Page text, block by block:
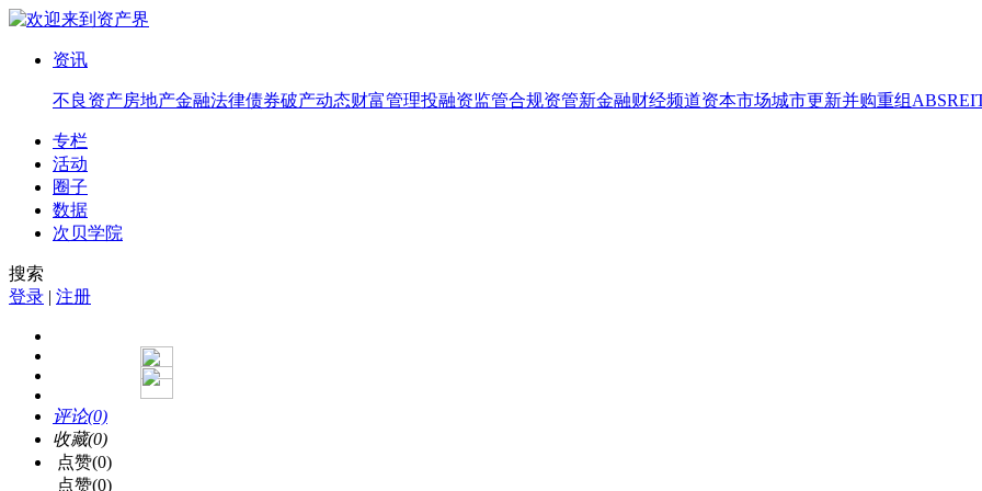
资讯
不良资产房地产金融法律债券破产动态财富管理投融资监管合规资管新金融财经频道资本市场城市更新并购重组 ABS
专栏
活动
圈子
数据
次贝学院
搜索
登录 | 注册
评论(0)
收藏(0)
点赞(0)
点赞(0)